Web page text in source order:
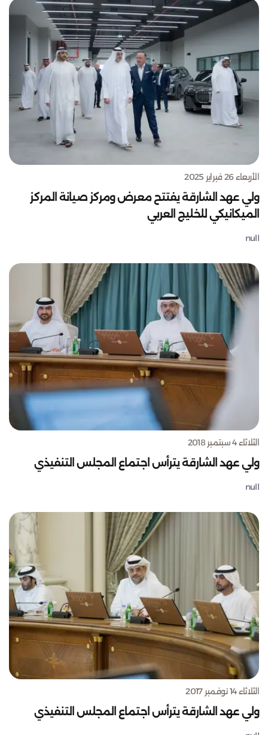
الأربعاء 26 فبراير 2025
ولي عهد الشارقة يفتتح معرض ومركز صيانة المركز
الميكانيكي للخليج العربي
null
الثلاثاء 4 سبتمبر 2018
ولي عهد الشارقة يترأس اجتماع المجلس التنفيذي
null
الثلاثاء 14 نوفمبر 2017
ولي عهد الشارقة يترأس اجتماع المجلس التنفيذي